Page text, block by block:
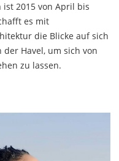
ist 2015 von April bis
es mit
die Blicke auf sich
Havel, um sich von
zu lassen.